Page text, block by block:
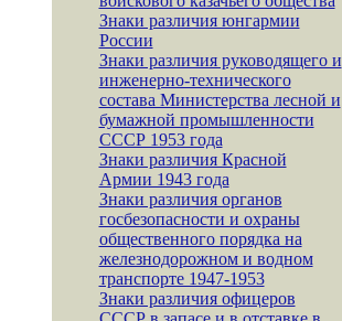
Знаки различия юнгармии
России
Знаки различия руководящего и
инженерно-технического
состава Министерства лесной и
бумажной промышленности
СССР 1953 года
Знаки различия Красной
Армии 1943 года
Знаки различия органов
госбезопасности и охраны
общественного порядка на
железнодорожном и водном
транспорте 1947-1953
Знаки различия офицеров